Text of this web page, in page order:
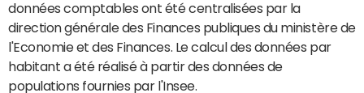
données comptables ont été centralisées par la
direction générale des Finances publiques du ministère de
l'Economie et des Finances. Le calcul des données par
habitant a été réalisé à partir des données de
populations fournies par l'Insee.